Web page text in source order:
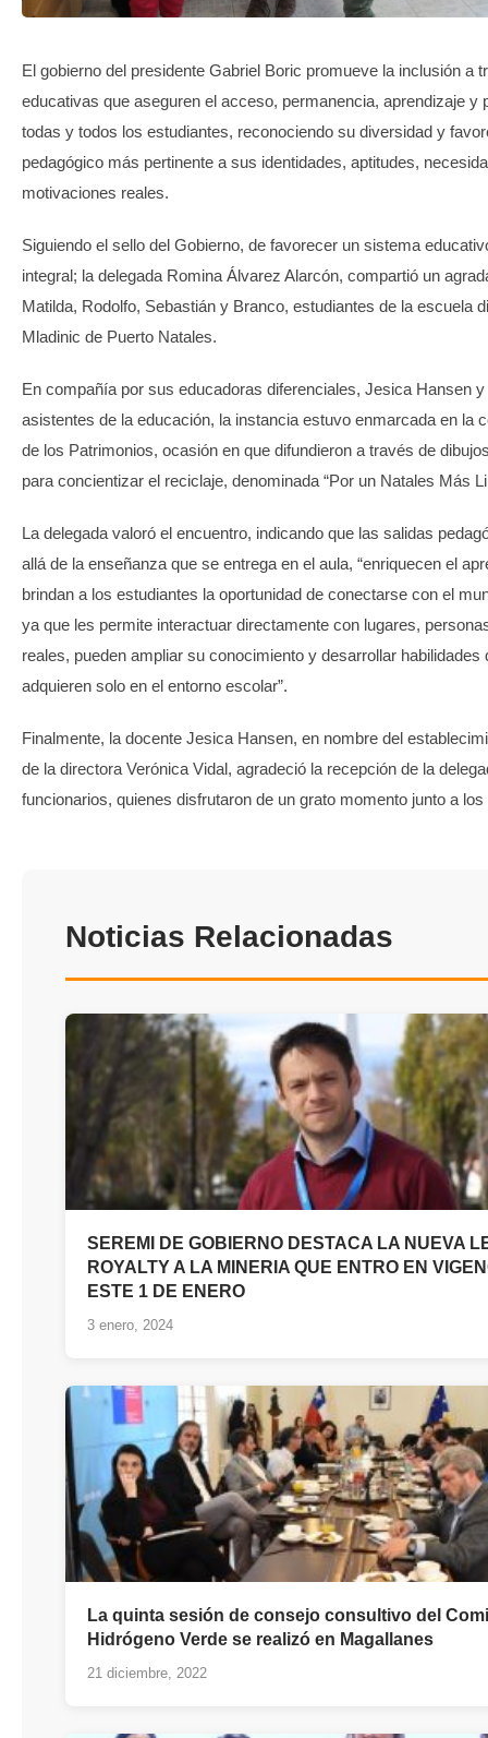
El gobierno del presidente Gabriel Boric promueve la inclusión a
educativas que aseguren el acceso, permanencia, aprendizaje y
todas y todos los estudiantes, reconociendo su diversidad y
pedagógico más pertinente a sus identidades, aptitudes,
motivaciones reales.
Siguiendo el sello del Gobierno, de favorecer un sistema
integral; la delegada Romina Álvarez Alarcón, compartió un
Matilda, Rodolfo, Sebastián y Branco, estudiantes de la escuela
Mladinic de Puerto Natales.
En compañía por sus educadoras diferenciales, Jesica Hansen
asistentes de la educación, la instancia estuvo enmarcada en la
de los Patrimonios, ocasión en que difundieron a través de
para concientizar el reciclaje, denominada “Por un Natales Más
La delegada valoró el encuentro, indicando que las salidas
allá de la enseñanza que se entrega en el aula, “enriquecen el
brindan a los estudiantes la oportunidad de conectarse con el
ya que les permite interactuar directamente con lugares,
reales, pueden ampliar su conocimiento y desarrollar habilidades
adquieren solo en el entorno escolar”.
Finalmente, la docente Jesica Hansen, en nombre del
de la directora Verónica Vidal, agradeció la recepción de la
funcionarios, quienes disfrutaron de un grato momento junto a
Noticias Relacionadas
SEREMI DE GOBIERNO DESTACA LA NUEVA
ROYALTY A LA MINERIA QUE ENTRO EN
ESTE 1 DE ENERO
3 enero, 2024
La quinta sesión de consejo consultivo del
Hidrógeno Verde se realizó en Magallanes
21 diciembre, 2022